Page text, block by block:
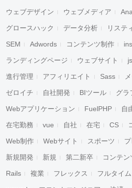
ウェブデザイン ウェブメディア
グロースハック データ分析 リステ
SEM Adwords コンテンツ制作
ランディングページ ウェブサイト js
進行管理 アフィリエイト Sass
ゼロイチ 自社開発 BIツール グラ
Webアプリケーション FuelPHP 自
在宅勤務 vue 自社 在宅 CS
Web制作 Webサイト スポーツ
新規開発 新規 第二新卒 コンテン
Rails 複業 フレックス フルタイム